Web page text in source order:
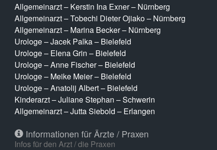
Allgemeinarzt – Kerstin Ina Exner – Nürnberg
Allgemeinarzt – Tobechi Dieter Ojiako – Nürnberg
Allgemeinarzt – Marina Becker – Nürnberg
Urologe – Jacek Palka – Bielefeld
Urologe – Elena Grin – Bielefeld
Urologe – Anne Fischer – Bielefeld
Urologe – Meike Meier – Bielefeld
Urologe – Anatolij Albert – Bielefeld
Kinderarzt – Juliane Stephan – Schwerin
Allgemeinarzt – Jutta Siebold – Erlangen
Informationen für Ärzte / Praxen
Infos für den Arzt / die Praxen